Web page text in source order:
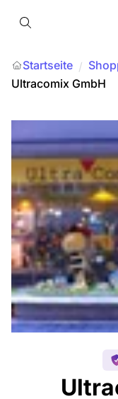
Startseite /
Ultracomix GmbH